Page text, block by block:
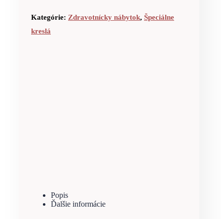
Kategórie: Zdravotnícky nábytok, Špeciálne
kreslá
Popis
Ďalšie informácie